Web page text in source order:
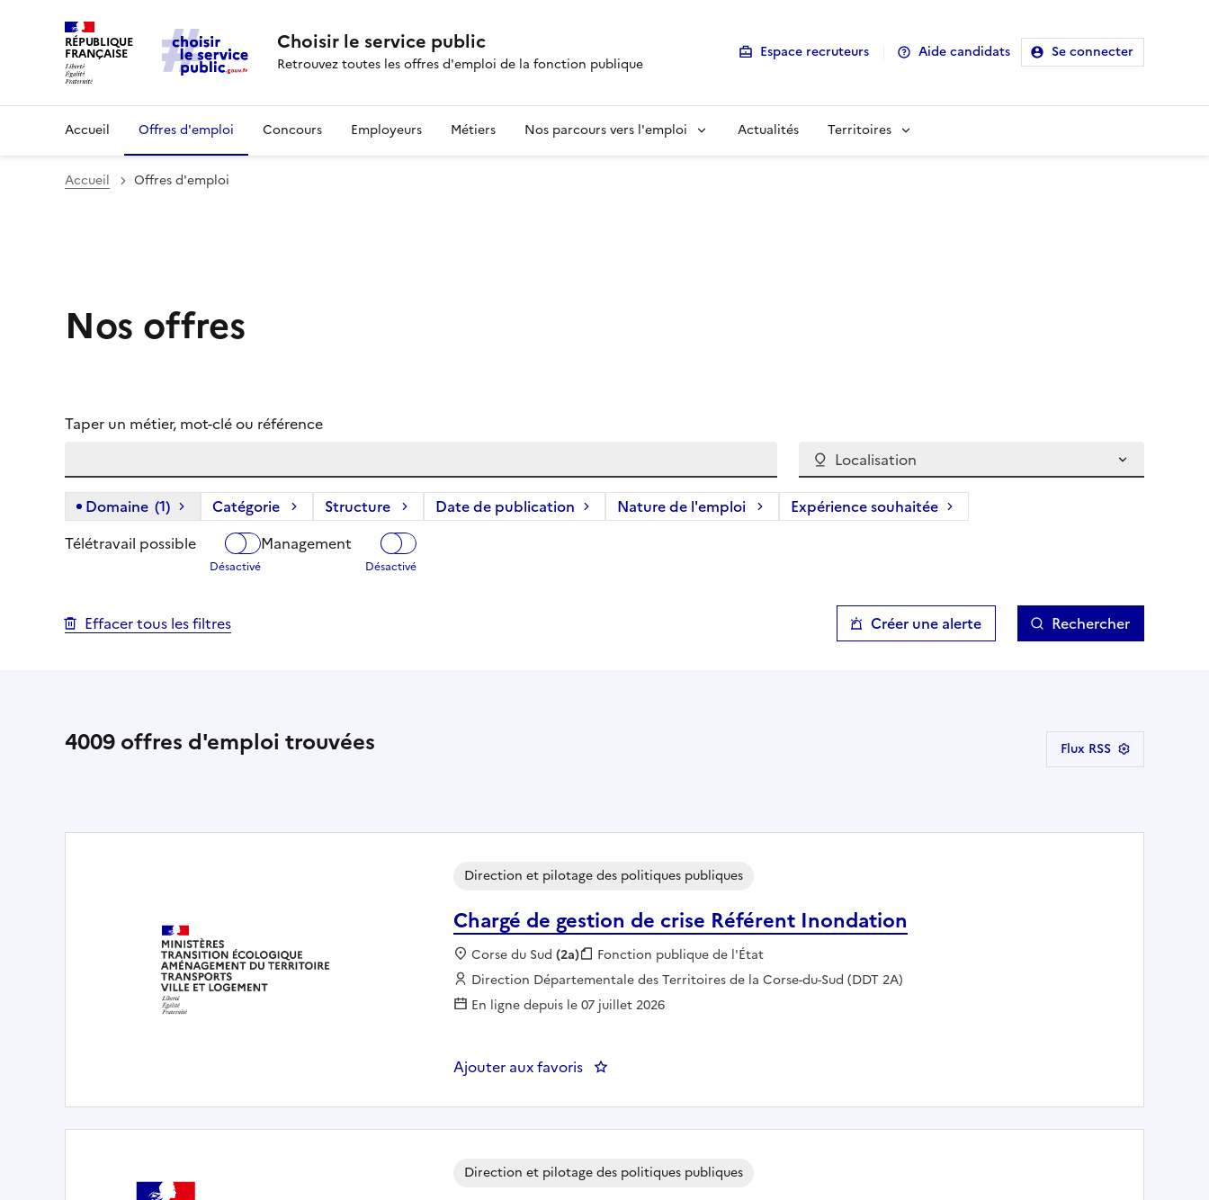
RÉPUBLIQUE
FRANÇAISE Choisir le service public
Retrouvez toutes les offres d'emploi de la fonction publique
Espace recruteurs Aide candidats Se connecter
Accueil Offres d'emploi Concours Employeurs Métiers Nos parcours vers l'emploi Actualités Territoires
Accueil Offres d'emploi
Nos offres
Taper un métier, mot-clé ou référence
Localisation
Domaine (1) (1 filtre actif) :
Catégorie Structure Date de publication Nature de l'emploi
Expérience souhaitée
Télétravail possible
Management
Effacer tous les filtres Créer une alerte Rechercher
4009offres d'emploi trouvées Flux RSS
Chargé de gestion de crise Référent Inondation
Direction et pilotage des politiques publiques
Localisation :
Corse du Sud(2a) Fonction publique :
Fonction publique de l'État
Employeur :
Direction Départementale des Territoires de la Corse-du-Sud (DDT 2A)
En ligne depuis le 07 juillet 2026
Ajouter aux favoris : Chargé de gestion de crise Référent Inondation
Direction et pilotage des politiques publiques